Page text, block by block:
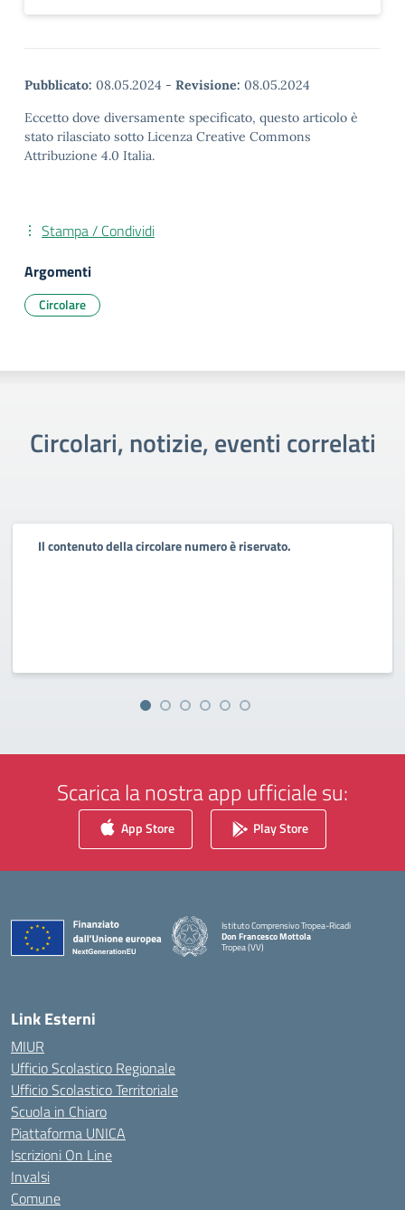
Pubblicato: 08.05.2024 - Revisione: 08.05.2024
Eccetto dove diversamente specificato, questo articolo è
stato rilasciato sotto Licenza Creative Commons
Attribuzione 4.0 Italia.
Stampa / Condividi
Argomenti
Circolare
Circolari, notizie, eventi correlati
Il contenuto della circolare numero è riservato.
Scarica la nostra app ufficiale su:
App Store Play Store
Istituto Comprensivo Tropea-Ricadi
Don Francesco Mottola
Tropea (VV)
— Visita la pagina iniziale della scuola
Link Esterni
MIUR
Ufficio Scolastico Regionale
Ufficio Scolastico Territoriale
Scuola in Chiaro
Piattaforma UNICA
Iscrizioni On Line
Invalsi
Comune